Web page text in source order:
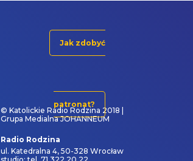
Jak zdobyć
patronat?
© Katolickie Radio Rodzina 2018 |
Grupa Medialna JOHANNEUM
Radio Rodzina
ul. Katedralna 4, 50-328 Wrocław